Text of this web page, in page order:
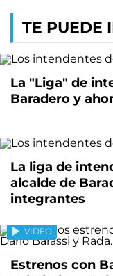
TE PUEDE
La "Liga" de
Baradero y
La liga de
alcalde de
integrantes
VIDEO
Estrenos con